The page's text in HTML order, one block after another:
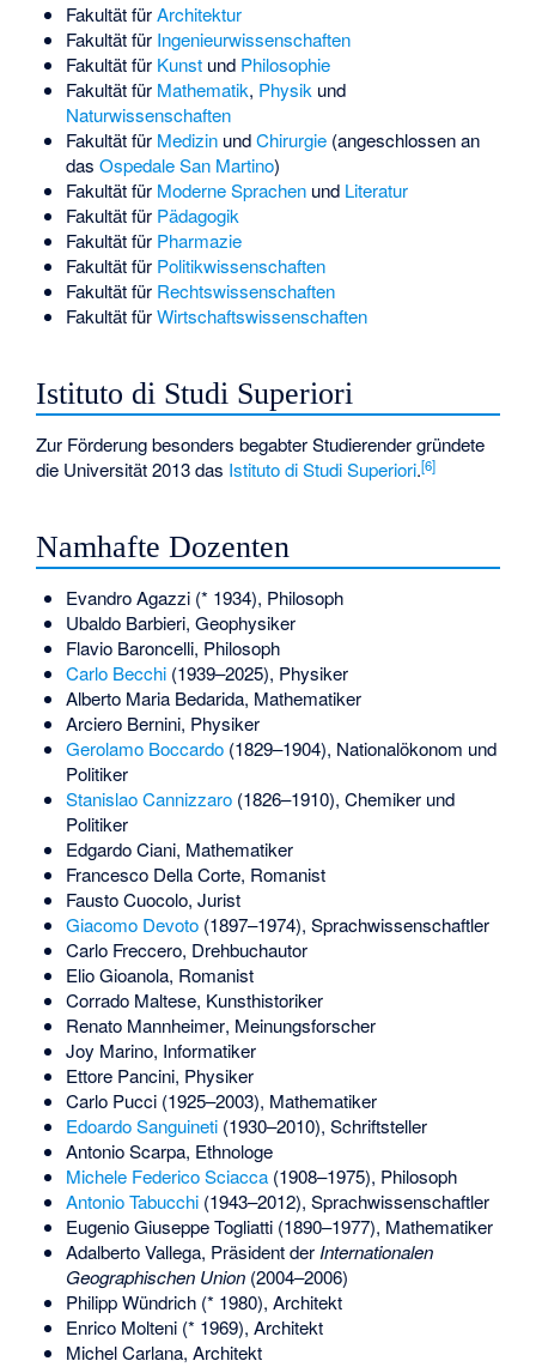
Fakultät fürArchitektur
Fakultät für Ingenieurwissenschaften
Fakultät für Kunstund Philosophie
Fakultät für Mathematik, Physik und
Naturwissenschaften
Fakultät für MedizinundChirurgie(angeschlossen an
das Ospedale San Martino)
Fakultät für Moderne Sprachenund Literatur
Fakultät für Pädagogik
Fakultät für Pharmazie
Fakultät für Politikwissenschaften
Fakultät für Rechtswissenschaften
Fakultät fürWirtschaftswissenschaften
Istituto di Studi Superiori
Zur Förderung besonders begabter Studierender gründete
die Universität 2013 das Istituto di Studi Superiori.[6]
Namhafte Dozenten
Evandro Agazzi(* 1934), Philosoph
Ubaldo Barbieri, Geophysiker
Flavio Baroncelli, Philosoph
Carlo Becchi(1939–2025), Physiker
Alberto Maria Bedarida, Mathematiker
Arciero Bernini, Physiker
Gerolamo Boccardo(1829–1904), Nationalökonom und
Politiker
Stanislao Cannizzaro(1826–1910), Chemiker und
Politiker
Edgardo Ciani, Mathematiker
Francesco Della Corte, Romanist
Fausto Cuocolo, Jurist
Giacomo Devoto(1897–1974), Sprachwissenschaftler
Carlo Freccero, Drehbuchautor
Elio Gioanola, Romanist
Corrado Maltese, Kunsthistoriker
Renato Mannheimer, Meinungsforscher
Joy Marino, Informatiker
Ettore Pancini, Physiker
Carlo Pucci(1925–2003), Mathematiker
Edoardo Sanguineti(1930–2010), Schriftsteller
Antonio Scarpa, Ethnologe
Michele Federico Sciacca(1908–1975), Philosoph
Antonio Tabucchi(1943–2012), Sprachwissenschaftler
Eugenio Giuseppe Togliatti(1890–1977), Mathematiker
Adalberto Vallega, Präsident der Internationalen
Geographischen Union(2004–2006)
Philipp Wündrich(* 1980), Architekt
Enrico Molteni(* 1969), Architekt
Michel Carlana, Architekt